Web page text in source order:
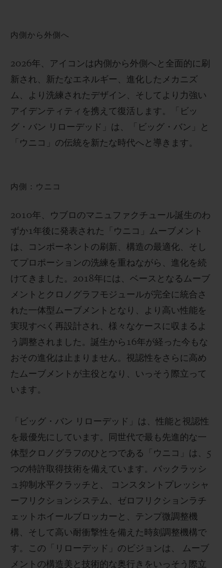
内側から外側へ
2026年、アイコンは内側から外側へと全面的に刷
新され、新たなエネルギー、進化したメカニズ
ム、より洗練されたデザイン、そしてより力強い
アイデンティティを携えて復活します。「ビッ
グ・バン リローデッド」は、「ビッグ・バン」と
「ウニコ」の伝統を新たな時代へと導きます。
内側：ウニコ
2010年、ウブロのマニュファクチュール誕生のわ
ずか1年後に発表された「ウニコ」ムーブメント
は、コンポーネントの刷新、構造の最適化、そし
てプロポーションの洗練を重ねながら、進化を続
けてきました。2018年には、ベースとなるムーブ
メントとクロノグラフモジュールが完全に統合さ
れた一体型ムーブメントとなり、より高い性能を
実現すべく再設計され、様々なケースに収まるよ
う調整されました。誕生から16年が経った今もな
おその進化は止まりません。視認性をさらに高め
たムーブメントが主役となり、いっそう際立って
います。
「ビッグ・バン リローデッド」は、性能と視認性
を最優先にしています。同世代で最も先進的な一
体型クロノグラフのひとつである「ウニコ」は、5
つの特許取得技術を備えています。バックラッシ
ュ抑制水平クラッチと、 コンスタントプレッシャ
ーフリクションシステム、ゼロフリクションラチ
ェットホイールブロッカーと、テンプ微調整機
構、そして高い耐衝撃性を備えた時刻調整機構で
す。この「リローデッド」のビジョンは、 ムーブ
メントの構造美と技術的な奥行きをいっそう際立